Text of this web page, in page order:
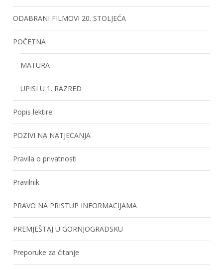
ODABRANI FILMOVI 20. STOLJEĆA
POČETNA
MATURA
UPISI U 1. RAZRED
Popis lektire
POZIVI NA NATJECANJA
Pravila o privatnosti
Pravilnik
PRAVO NA PRISTUP INFORMACIJAMA
PREMJEŠTAJ U GORNJOGRADSKU
Preporuke za čitanje